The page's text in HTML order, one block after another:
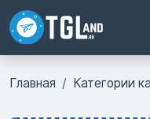
Главная Категории